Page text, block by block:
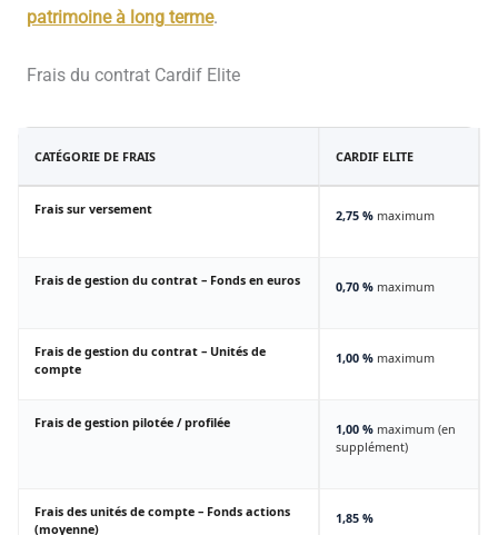
patrimoine à long terme.
Frais du contrat Cardif Elite
CATÉGORIE DE FRAIS CARDIF ELITE
Frais sur versement 2,75 %maximum
Frais de gestion du contrat – Fonds en euros 0,70 %maximum
Frais de gestion du contrat – Unités de
compte
1,00 %maximum
Frais de gestion pilotée / profilée 1,00 %maximum (en
supplément)
Frais des unités de compte – Fonds actions
(moyenne)
1,85 %